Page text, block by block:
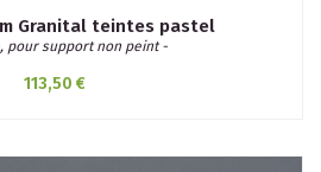
Granital teintes pastel
pour support non peint -
113,50 €